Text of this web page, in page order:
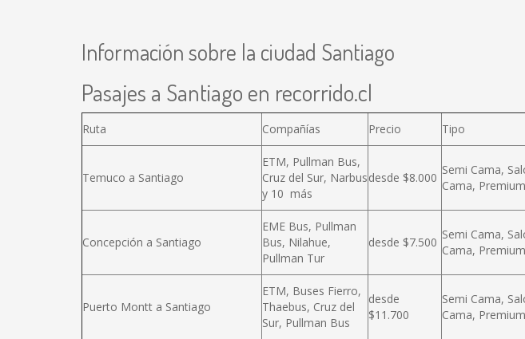
Información sobre la ciudad Santiago
Pasajes a Santiago en recorrido.cl
Ruta Compañías Precio Tipo
Temuco a Santiago
ETM, Pullman Bus,
Cruz del Sur, Narbus
y 10 más
desde $8.000
Semi Cama,
Cama, Premium
Concepción a Santiago
EME Bus, Pullman
Bus, Nilahue,
Pullman Tur
desde $7.500
Semi Cama,
Cama, Premium
Puerto Montt a Santiago
ETM, Buses Fierro,
Thaebus, Cruz del
Sur, Pullman Bus
desde
$11.700
Semi Cama,
Cama, Premium